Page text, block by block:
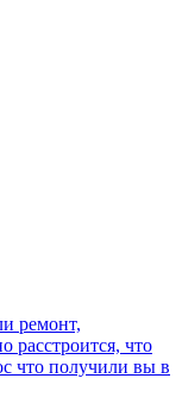
ремонт,
что
что получили вы в